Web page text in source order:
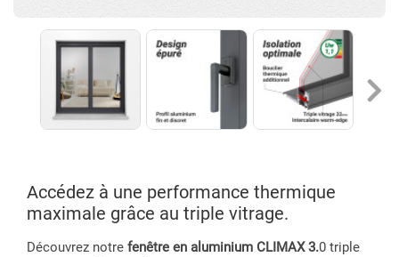
Accédez à une performance thermique
maximale grâce au triple vitrage.
Découvrez notre fenêtre en aluminium CLIMAX 3.0 triple